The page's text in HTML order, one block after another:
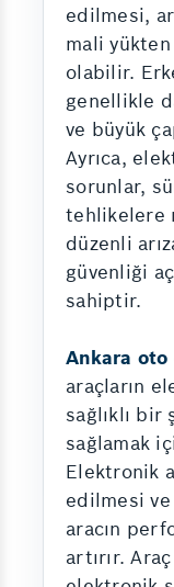
edilmesi,
mali yükten
olabilir.
genellikle
ve büyük
Ayrıca,
sorunlar,
tehlikelere
düzenli
güvenliği
sahiptir.
Ankara
araçların
sağlıklı bir
sağlamak
Elektronik
edilmesi ve
aracın
artırır.